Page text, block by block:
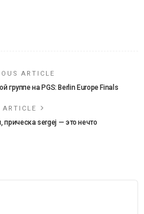
ARTICLE
группе на PGS: Berlin Europe Finals
ARTICLE
прическа sergej — это нечто